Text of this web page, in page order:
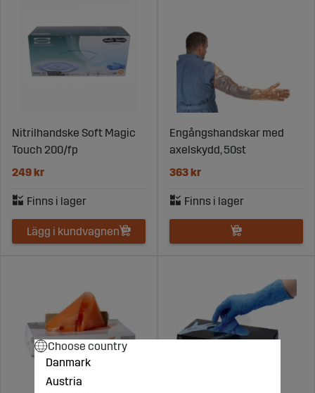
Nitrilhandske Soft Magic
Touch 200/fp
249 kr
Lägg i kundvagnen
Engångshandskar med
axelskydd, 50st
363 kr
Choose country
Danmark
Austria